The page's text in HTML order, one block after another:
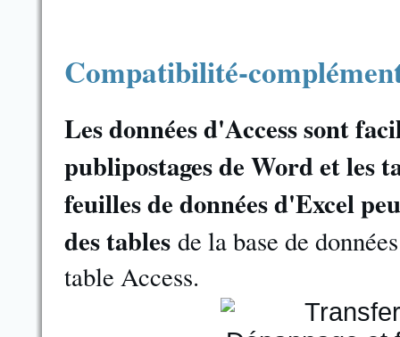
Compatibilité-
Les données d'Access sont
publipostages de Word et les
feuilles de données d'Excel
des tables de la base de
table Access.